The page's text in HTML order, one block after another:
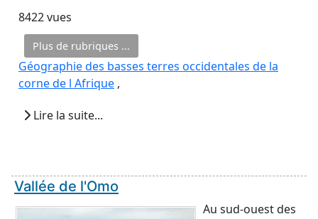
8422 vues
Plus de rubriques ...
Géographie des basses terres occidentales de la
corne de l Afrique ,
Lire la suite...
Vallée de l'Omo
Au sud-ouest des